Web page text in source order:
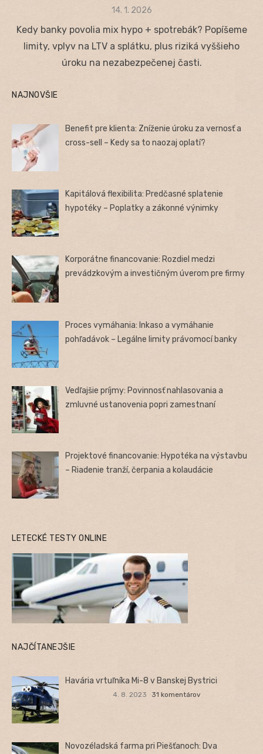
Posted
14. 1. 2026
Kedy banky povolia mix hypo + spotrebák? Popíšeme
limity, vplyv na LTV a splátku, plus riziká vyššieho
úroku na nezabezpečenej časti.
NAJNOVŠIE
Benefit pre klienta: Zníženie úroku za vernosť a
cross-sell – Kedy sa to naozaj oplatí?
Kapitálová flexibilita: Predčasné splatenie
hypotéky – Poplatky a zákonné výnimky
Korporátne financovanie: Rozdiel medzi
prevádzkovým a investičným úverom pre firmy
Proces vymáhania: Inkaso a vymáhanie
pohľadávok – Legálne limity právomocí banky
Vedľajšie príjmy: Povinnosť nahlasovania a
zmluvné ustanovenia popri zamestnaní
Projektové financovanie: Hypotéka na výstavbu
– Riadenie tranží, čerpania a kolaudácie
LETECKÉ TESTY ONLINE
NAJČÍTANEJŠIE
Havária vrtuľníka Mi-8 v Banskej Bystrici
4. 8. 2023 31 komentárov
Novozéladská farma pri Piešťanoch: Dva